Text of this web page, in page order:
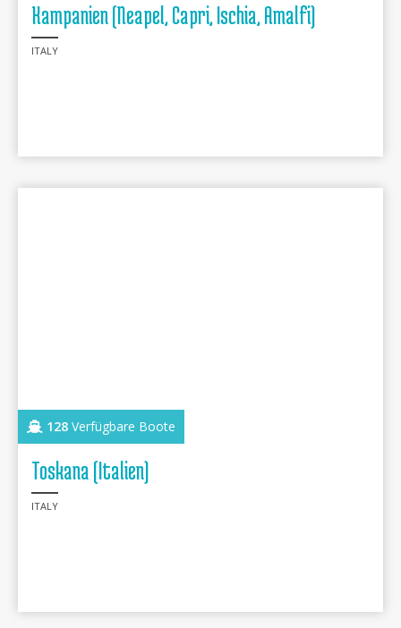
Kampanien (Neapel, Capri, Ischia, Amalfi)
ITALY
128 Verfügbare Boote
Toskana (Italien)
ITALY